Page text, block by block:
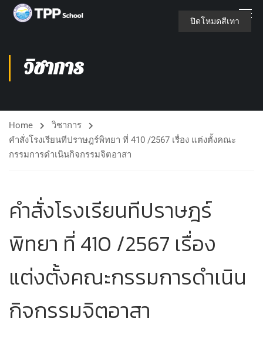
วิชาการ
Home
วิชาการ
คำสั่งโรงเรียนทีปราษฎร์พิทยา ที่ 410 /2567 เรื่อง แต่งตั้งคณะ
กรรมการดำเนินกิจกรรมจิตอาสา
คำสั่งโรงเรียนทีปราษฎร์
พิทยา ที่ 410 /2567 เรื่อง
แต่งตั้งคณะกรรมการดำเนิน
กิจกรรมจิตอาสา
ปิดโหมดสีเทา